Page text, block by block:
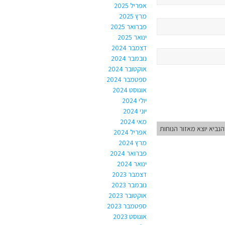
יוצא מאזור הנוחות
אפריל 2025
מרץ 2025
פברואר 2025
ינואר 2025
דצמבר 2024
נובמבר 2024
אוקטובר 2024
ספטמבר 2024
אוגוסט 2024
יולי 2024
יוני 2024
מאי 2024
אפריל 2024
מרץ 2024
פברואר 2024
ינואר 2024
דצמבר 2023
נובמבר 2023
אוקטובר 2023
ספטמבר 2023
אוגוסט 2023